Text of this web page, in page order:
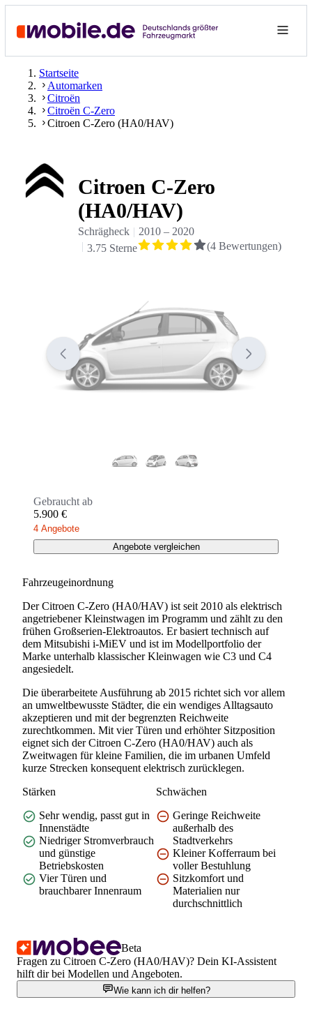
Startseite
Automarken
Citroën
Citroën C-Zero
Citroen C-Zero (HA0/HAV)
Citroen C-Zero
(HA0/HAV)
Schrägheck 2010– 2020
3.75 Sterne
(4 Bewertungen)
Gebraucht ab
5.900 €
4 Angebote
Angebote vergleichen
Fahrzeugeinordnung
Der Citroen C-Zero (HA0/HAV) ist seit 2010 als elektrisch
angetriebener Kleinstwagen im Programm und zählt zu den
frühen Großserien-Elektroautos. Er basiert technisch auf
dem Mitsubishi i-MiEV und ist im Modellportfolio der
Marke unterhalb klassischer Kleinwagen wie C3 und C4
angesiedelt.
Die überarbeitete Ausführung ab 2015 richtet sich vor allem
an umweltbewusste Städter, die ein wendiges Alltagsauto
akzeptieren und mit der begrenzten Reichweite
zurechtkommen. Mit vier Türen und erhöhter Sitzposition
eignet sich der Citroen C-Zero (HA0/HAV) auch als
Zweitwagen für kleine Familien, die im urbanen Umfeld
kurze Strecken konsequent elektrisch zurücklegen.
Stärken
Sehr wendig, passt gut in
Innenstädte
Niedriger Stromverbrauch
und günstige
Betriebskosten
Vier Türen und
brauchbarer Innenraum
Schwächen
Geringe Reichweite
außerhalb des
Stadtverkehrs
Kleiner Kofferraum bei
voller Bestuhlung
Sitzkomfort und
Materialien nur
durchschnittlich
Beta
Fragen zu Citroen C-Zero (HA0/HAV)? Dein KI-Assistent
hilft dir bei Modellen und Angeboten.
Wie kann ich dir helfen?